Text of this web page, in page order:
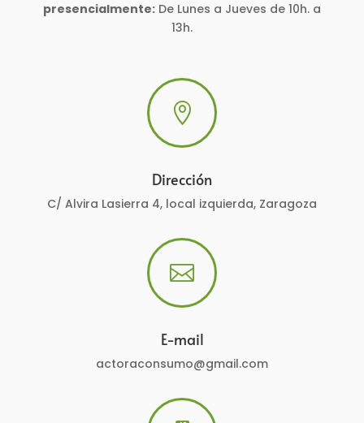
presencialmente: De Lunes a Jueves de 10h. a
13h.

Dirección
C/ Alvira Lasierra 4, local izquierda, Zaragoza

E-mail
actoraconsumo@gmail.com